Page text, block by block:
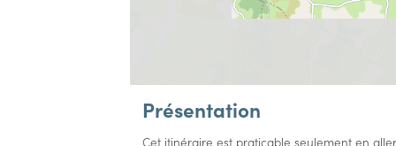
Présentation
Cet itinéraire est praticable seulement en